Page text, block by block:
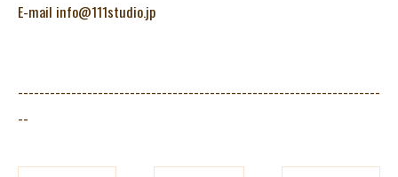
E-mail info@111studio.jp
--------------------------------------------------------------------
--